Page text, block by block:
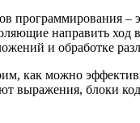
программирования –
направить
и обработке
как можно
выражения, блоки